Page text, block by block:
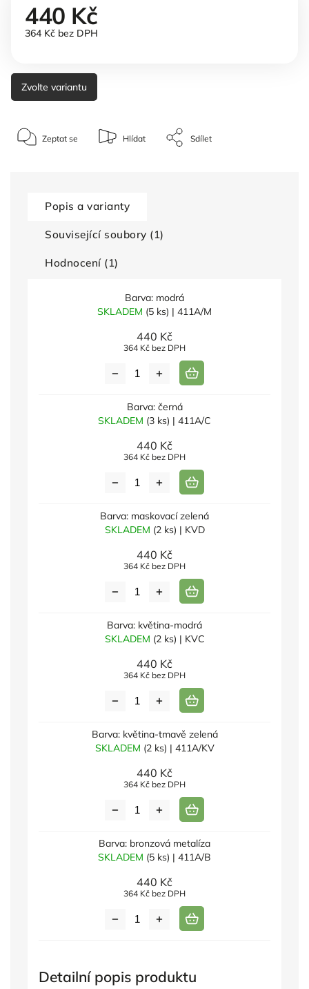
440 Kč
364 Kč bez DPH
Zvolte variantu
Zeptat se Hlídat Sdílet
Popis a varianty
Související soubory (1)
Hodnocení (1)
Barva: modrá
SKLADEM (5 ks) | 411A/M
440 Kč
364 Kč bez DPH
Barva: černá
SKLADEM (3 ks) | 411A/C
440 Kč
364 Kč bez DPH
Barva: maskovací zelená
SKLADEM (2 ks) | KVD
440 Kč
364 Kč bez DPH
Barva: květina-modrá
SKLADEM (2 ks) | KVC
440 Kč
364 Kč bez DPH
Barva: květina-tmavě zelená
SKLADEM (2 ks) | 411A/KV
440 Kč
364 Kč bez DPH
Barva: bronzová metalíza
SKLADEM (5 ks) | 411A/B
440 Kč
364 Kč bez DPH
Detailní popis produktu